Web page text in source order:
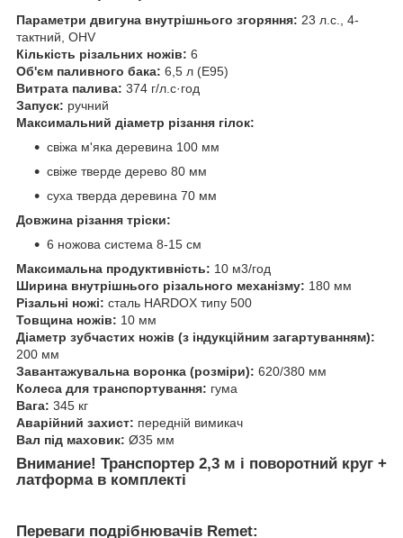
Параметри двигуна внутрішнього згоряння: 23 л.с., 4-
тактний, OHV
Кількість різальних ножів: 6
Об'єм паливного бака: 6,5 л (E95)
Витрата палива: 374 г/л.с·год
Запуск: ручний
Максимальний діаметр різання гілок:
свіжа м'яка деревина 100 мм
свіже тверде дерево 80 мм
суха тверда деревина 70 мм
Довжина різання тріски:
6 ножова система 8-15 см
Максимальна продуктивність: 10 м3/год
Ширина внутрішнього різального механізму: 180 мм
Різальні ножі: сталь HARDOX типу 500
Товщина ножів: 10 мм
Діаметр зубчастих ножів (з індукційним загартуванням):
200 мм
Завантажувальна воронка (розміри): 620/380 мм
Колеса для транспортування: гума
Вага: 345 кг
Аварійний захист: передній вимикач
Вал під маховик: Ø35 мм
Внимание! Транспортер 2,3 м і поворотний круг +
латформа в комплекті
Переваги подрібнювачів Remet: